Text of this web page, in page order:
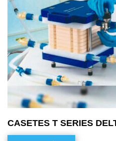
CASETES T SERIES